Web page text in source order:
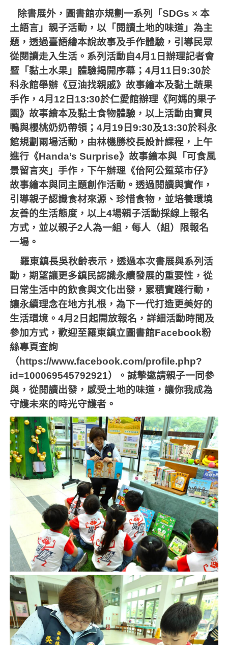
除書展外，圖書館亦規劃一系列「SDGs × 本
土語言」親子活動，以「閱讀土地的味道」為主
題，透過臺語繪本說故事及手作體驗，引導民眾
從閱讀走入生活。系列活動自4月 1 日辦理記者會
暨「黏土水果」體驗揭開序幕；4月 11 日9:30於
科永館舉辦《豆油找親戚》故事繪本及黏土蔬果
手作，4月 12 日 13:30於仁愛館辦理《阿媽的果子
園》故事繪本及黏土食物體驗，以上活動由寶貝
鴨與櫻桃奶奶帶領；4月 19 日9:30及13:30於科永
館規劃兩場活動，由林機勝校長設計課程，上午
進行《Handa’s Surprise》故事繪本與「可食風
景留言夾」手作，下午辦理《佮阿公踅菜市仔》
故事繪本與同主題創作活動。透過閱讀與實作，
引導親子認識食材來源、珍惜食物，並培養環境
友善的生活態度，以上4場親子活動採線上報名
方式，並以親子2人為一組，每人（組）限報名
一場。
羅東鎮長吳秋齡表示，透過本次書展與系列活
動，期望讓更多鎮民認識永續發展的重要性，從
日常生活中的飲食與文化出發，累積實踐行動，
讓永續理念在地方扎根，為下一代打造更美好的
生活環境。4月2 日起開放報名，詳細活動時間及
參加方式，歡迎至羅東鎮立圖書館Facebook粉
絲專頁查詢
（https://www.facebook.com/profile.php?
id=100069545792921）。誠摯邀請親子一同參
與，從閱讀出發，感受土地的味道，讓你我成為
守護未來的時光守護者。